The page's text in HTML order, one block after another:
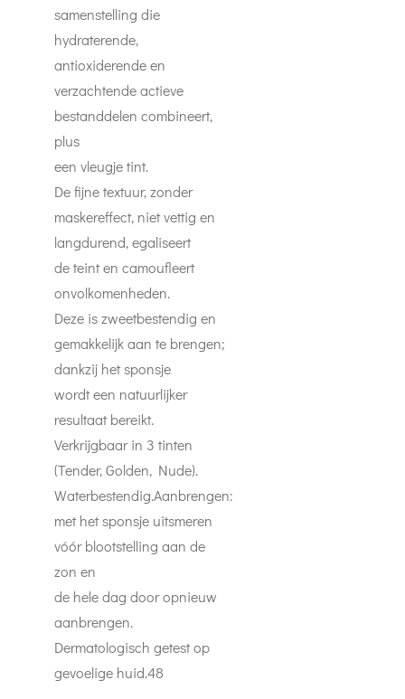
samenstelling die
hydraterende,
antioxiderende en
verzachtende actieve
bestanddelen combineert,
plus
een vleugje tint.
De fijne textuur, zonder
maskereffect, niet vettig en
langdurend, egaliseert
de teint en camoufleert
onvolkomenheden.
Deze is zweetbestendig en
gemakkelijk aan te brengen;
dankzij het sponsje
wordt een natuurlijker
resultaat bereikt.
Verkrijgbaar in 3 tinten
(Tender, Golden, Nude).
Waterbestendig.Aanbrengen:
met het sponsje uitsmeren
vóór blootstelling aan de
zon en
de hele dag door opnieuw
aanbrengen.
Dermatologisch getest op
gevoelige huid.48